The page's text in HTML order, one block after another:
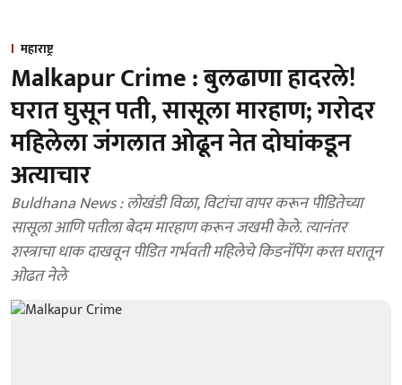
महाराष्ट्र
Malkapur Crime : बुलढाणा हादरले!
घरात घुसून पती, सासूला मारहाण; गरोदर
महिलेला जंगलात ओढून नेत दोघांकडून
अत्याचार
Buldhana News : लोखंडी विळा, विटांचा वापर करून पीडितेच्या
सासूला आणि पतीला बेदम मारहाण करून जखमी केले. त्यानंतर
शस्त्राचा धाक दाखवून पीडित गर्भवती महिलेचे किडनॅपिंग करत घरातून
ओढत नेले